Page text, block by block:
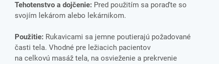
Tehotenstvo a dojčenie: Pred použitím sa poraďte so
svojím lekárom alebo lekárnikom.
Použitie: Rukavicami sa jemne poutierajú požadované
časti tela. Vhodné pre ležiacich pacientov
na celkovú masáž tela, na osvieženie a prekrvenie